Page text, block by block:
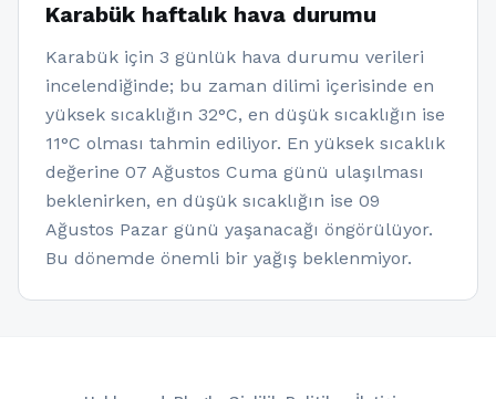
Karabük haftalık hava durumu
Karabük için 3 günlük hava durumu verileri
incelendiğinde; bu zaman dilimi içerisinde en
yüksek sıcaklığın 32°C, en düşük sıcaklığın ise
11°C olması tahmin ediliyor. En yüksek sıcaklık
değerine 07 Ağustos Cuma günü ulaşılması
beklenirken, en düşük sıcaklığın ise 09
Ağustos Pazar günü yaşanacağı öngörülüyor.
Bu dönemde önemli bir yağış beklenmiyor.